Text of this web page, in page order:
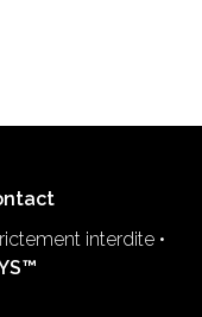
interdite •